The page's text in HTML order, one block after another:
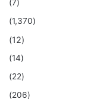
(7)
(1,370)
(12)
(14)
(22)
(206)